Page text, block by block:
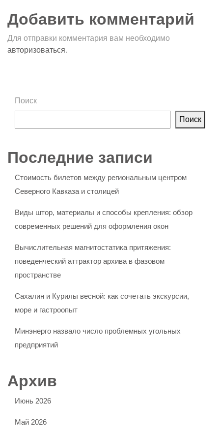
Добавить комментарий
Для отправки комментария вам необходимо
авторизоваться.
Поиск
Поиск
Последние записи
Стоимость билетов между региональным центром
Северного Кавказа и столицей
Виды штор, материалы и способы крепления: обзор
современных решений для оформления окон
Вычислительная магнитостатика притяжения:
поведенческий аттрактор архива в фазовом
пространстве
Сахалин и Курилы весной: как сочетать экскурсии,
море и гастроопыт
Минэнерго назвало число проблемных угольных
предприятий
Архив
Июнь 2026
Май 2026